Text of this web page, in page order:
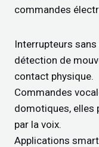
commandes
Interrupteurs
détection de
contact physique.
Commandes
domotiques, elles
par la voix.
Applications